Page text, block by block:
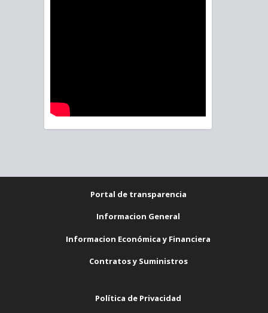
Portal de transparencia
Informacion General
Informacion Económica y Financiera
Contratos y Suministros
Política de Privacidad